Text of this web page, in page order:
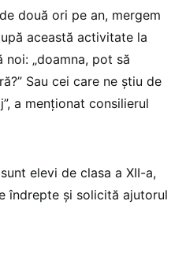
două ori pe an, mergem
această activitate la
noi: „doamna, pot să
Sau cei care ne știu de
a menționat consilierul
elevi de clasa a XII-a,
îndrepte și solicită ajutorul